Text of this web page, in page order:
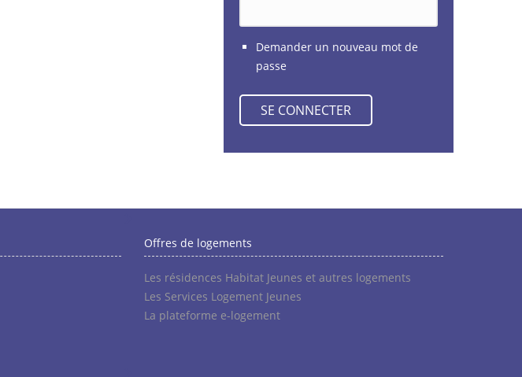
Demander un nouveau mot de
passe
Offres de logements
Les résidences Habitat Jeunes et autres logements
Les Services Logement Jeunes
La plateforme e-logement